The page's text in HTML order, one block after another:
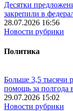
Десятки
закрепили в
28.07.2026 16:56
Новости рубрики
Политика
Больше 3,5 тысячи
помощь за полгода
29.07.2026 15:02
Новости рубрики